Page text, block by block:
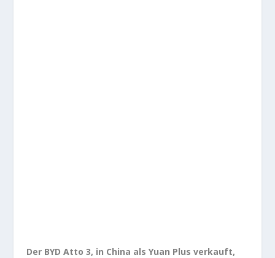
Der BYD Atto 3, in China als Yuan Plus verkauft,